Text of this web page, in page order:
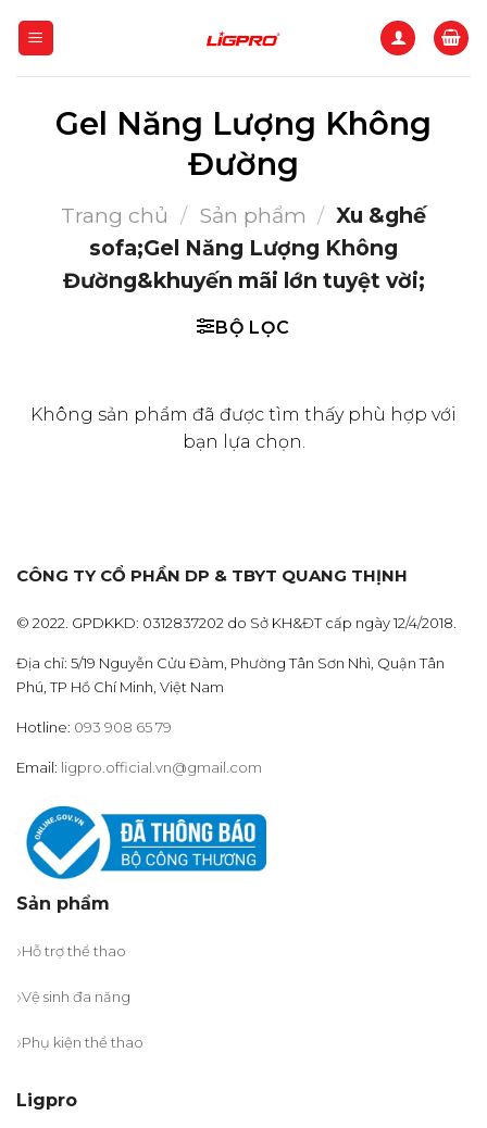
qua
Gel Năng Lượng Không
Đường
Trang chủ / Sản phẩm / Xu &ghế
sofa;Gel Năng Lượng Không
Đường&khuyến mãi lớn tuyệt vời;
BỘ LỌC
Không sản phẩm đã được tìm thấy phù hợp với
bạn lựa chọn.
CÔNG TY CỔ PHẦN DP & TBYT QUANG THỊNH
© 2022. GPDKKD: 0312837202 do Sở KH&ĐT cấp ngày 12/4/2018.
Địa chỉ: 5/19 Nguyễn Cửu Đàm, Phường Tân Sơn Nhì, Quận Tân
Phú, TP Hồ Chí Minh, Việt Nam
Hotline: 093 908 65 79
Email: ligpro.official.vn@gmail.com
Sản phẩm
Hỗ trợ thể thao
Vệ sinh đa năng
Phụ kiện thể thao
Ligpro